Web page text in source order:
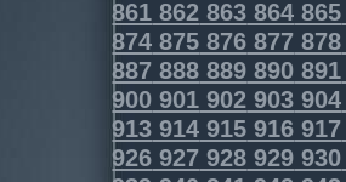
861 862 863 864 865
874 875 876 877 878
887 888 889 890 891
900 901 902 903 904
913 914 915 916 917
926 927 928 929 930